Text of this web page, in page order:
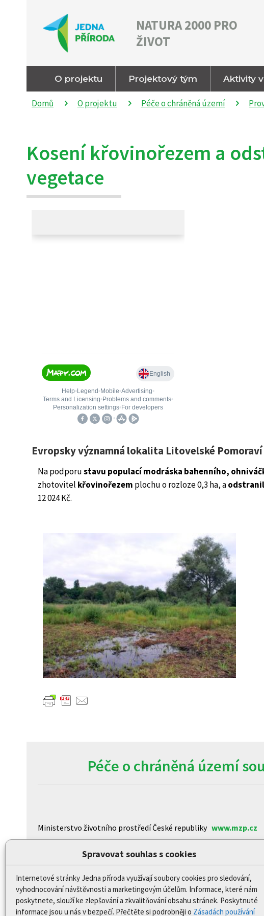
Spravovat souhlas s cookies
Internetové stránky Jedna příroda využívají soubory cookies pro sledování,
vyhodnocování návštěvnosti a marketingovým účelům. Informace, které nám
poskytnete, slouží ke zlepšování a zkvalitňování obsahu stránek. Poskytnuté
informace jsou u nás v bezpečí. Přečtěte si podrobněji o Zásadách používání
NATURA 2000 PRO
ŽIVOT
O projektu Projektový tým Aktivity
Domů O projektu Péče o chráněná území
Kosení křovinořezem a
vegetace
Evropsky významná lokalita Litovelské Pomoraví
Na podporustavu populací modráska bahenního,
zhotovitel křovinořezem plochu o rozloze 0,3 ha, a
12 024 Kč.
Péče o chráněná území
Ministerstvo životního prostředí České republiky www.mzp.cz
CzechGlobe – Ústav výzkumu globální změny Akademie věd ČR
Biologické centrum AV ČR, v.v.iwww.upb.cas.cz/